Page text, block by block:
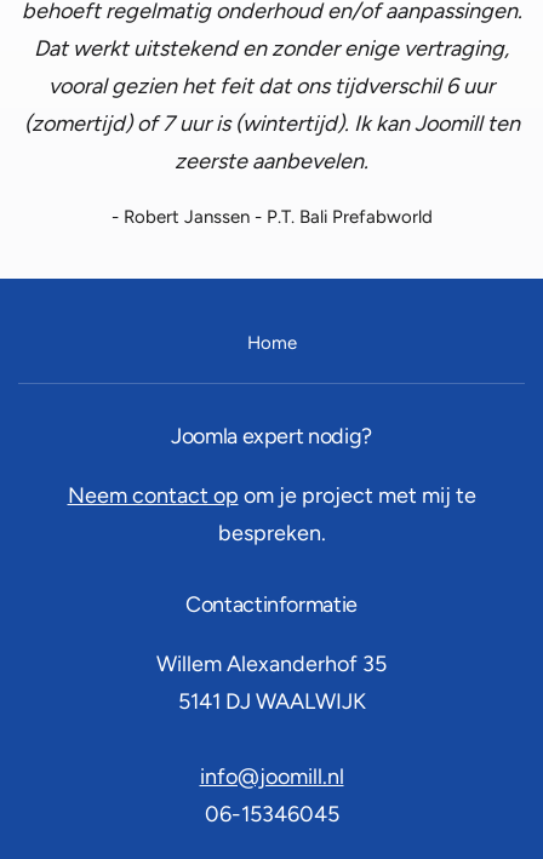
behoeft regelmatig onderhoud en/of aanpassingen.
Dat werkt uitstekend en zonder enige vertraging,
vooral gezien het feit dat ons tijdverschil 6 uur
(zomertijd) of 7 uur is (wintertijd). Ik kan Joomill ten
zeerste aanbevelen.
- Robert Janssen - P.T. Bali Prefabworld
Home
Joomla expert nodig?
Neem contact op om je project met mij te
bespreken.
Contactinformatie
Willem Alexanderhof 35
5141 DJ WAALWIJK
info@joomill.nl
06-15346045